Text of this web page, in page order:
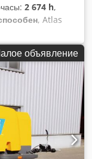
2 674 h,
, Atlas
винтовой
аксессуары
от признанного
Устройство
GmbH,
шасси с
на
Ag Usk Данные
объявление